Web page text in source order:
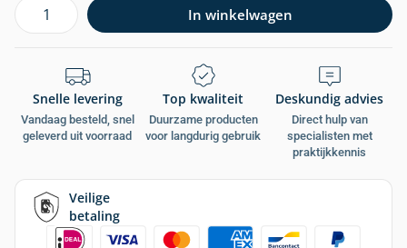
In winkelwagen
Snelle levering
Vandaag besteld, snel
geleverd uit voorraad
Top kwaliteit
Duurzame producten
voor langdurig gebruik
Deskundig advies
Direct hulp van
specialisten met
praktijkkennis
Veilige
betaling